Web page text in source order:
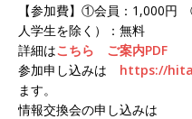
【参加費】①会員：1,000
人学生を除く）：無料
詳細はこちら
ご案内PDF
参加申し込みは https://
ます。
情報交換会の申し込みは